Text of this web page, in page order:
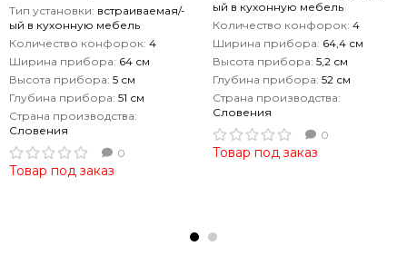
Тип установки: встраиваемая/-
ый в кухонную мебель
Количество конфорок: 4
Ширина прибора: 64 см
Высота прибора: 5 см
Глубина прибора: 51 см
Страна производства:
Словения
0
Товар под заказ
ый в кухонную мебель
Количество конфорок: 4
Ширина прибора: 64,4 см
Высота прибора: 5,2 см
Глубина прибора: 52 см
Страна производства:
Словения
0
Товар под заказ